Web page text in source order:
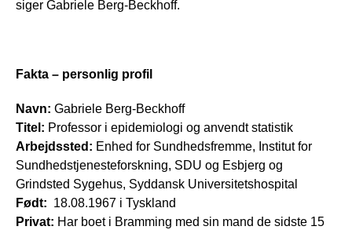
siger Gabriele Berg-Beckhoff.
Fakta – personlig profil
Navn: Gabriele Berg-Beckhoff
Titel: Professor i epidemiologi og anvendt statistik
Arbejdssted: Enhed for Sundhedsfremme, Institut for
Sundhedstjenesteforskning, SDU og Esbjerg og
Grindsted Sygehus, Syddansk Universitetshospital
Født: 18.08.1967 i Tyskland
Privat: Har boet i Bramming med sin mand de sidste 15